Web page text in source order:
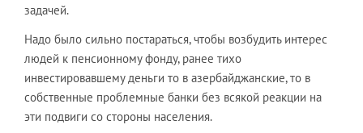
задачей.
Надо было сильно постараться, чтобы возбудить интерес
людей к пенсионному фонду, ранее тихо
инвестировавшему деньги то в азербайджанские, то в
собственные проблемные банки без всякой реакции на
эти подвиги со стороны населения.